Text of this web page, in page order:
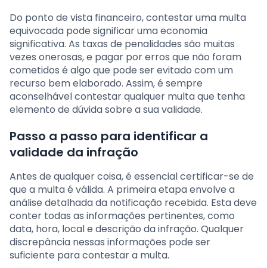
Do ponto de vista financeiro, contestar uma multa
equivocada pode significar uma economia
significativa. As taxas de penalidades são muitas
vezes onerosas, e pagar por erros que não foram
cometidos é algo que pode ser evitado com um
recurso bem elaborado. Assim, é sempre
aconselhável contestar qualquer multa que tenha
elemento de dúvida sobre a sua validade.
Passo a passo para identificar a
validade da infração
Antes de qualquer coisa, é essencial certificar-se de
que a multa é válida. A primeira etapa envolve a
análise detalhada da notificação recebida. Esta deve
conter todas as informações pertinentes, como
data, hora, local e descrição da infração. Qualquer
discrepância nessas informações pode ser
suficiente para contestar a multa.